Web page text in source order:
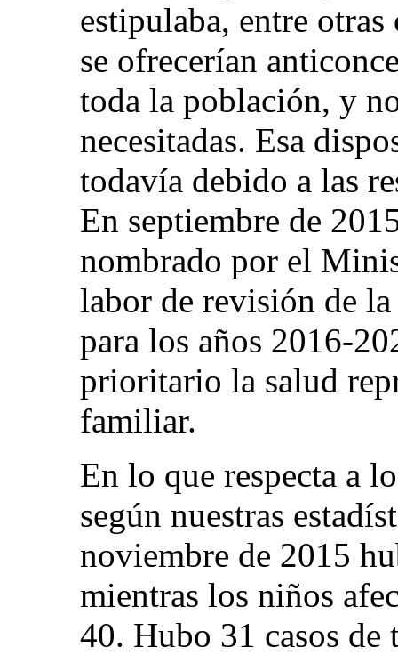
estipulaba, entre otras
se ofrecerían
toda la población, y
necesitadas. Esa
todavía debido a las
En septiembre de
nombrado por el
labor de revisión de
para los años 2016-
prioritario la salud
familiar.
En lo que respecta a
según nuestras
noviembre de 2015
mientras los niños
40. Hubo 31 casos de